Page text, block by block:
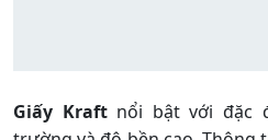
Giấy Kraftnổi bật với đặc